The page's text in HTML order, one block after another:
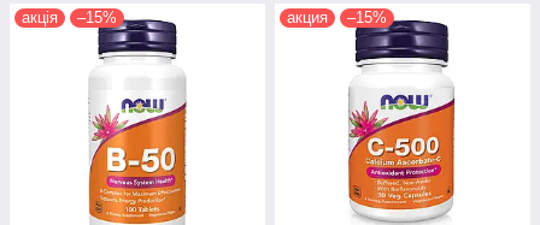
акція –15% акция –15%